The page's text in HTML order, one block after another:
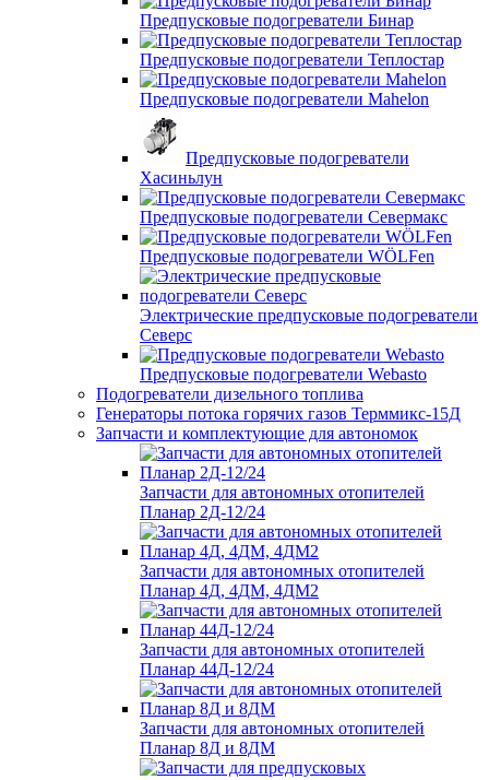
Предпусковые подогреватели Бинар
Предпусковые подогреватели Теплостар
Предпусковые подогреватели Mahelon
Предпусковые подогреватели
Хасиньлун
Предпусковые подогреватели Севермакс
Предпусковые подогреватели WÖLFen
Электрические предпусковые подогреватели
Северс
Предпусковые подогреватели Webasto
Подогреватели дизельного топлива
Генераторы потока горячих газов Терммикс-15Д
Запчасти и комплектующие для автономок
Запчасти для автономных отопителей
Планар 2Д-12/24
Запчасти для автономных отопителей
Планар 4Д, 4ДМ, 4ДМ2
Запчасти для автономных отопителей
Планар 44Д-12/24
Запчасти для автономных отопителей
Планар 8Д и 8ДМ